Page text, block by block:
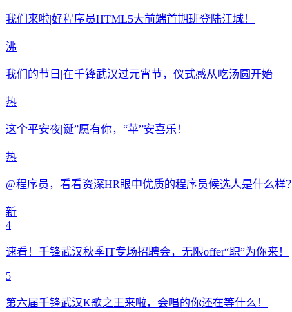
我们来啦|好程序员HTML5大前端首期班登陆江城！
沸
我们的节日|在千锋武汉过元宵节，仪式感从吃汤圆开始
热
这个平安夜|诞”愿有你，“苹”安喜乐！
热
@程序员，看看资深HR眼中优质的程序员候选人是什么样？
新
4
速看！千锋武汉秋季IT专场招聘会，无限offer“职”为你来！
5
第六届千锋武汉K歌之王来啦，会唱的你还在等什么！